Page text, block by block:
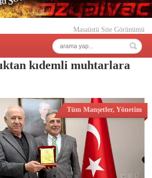
Masaüstü Site Görünümü
kıdemli muhtarlara
Tüm Manşetler, Yönetim